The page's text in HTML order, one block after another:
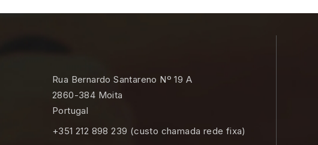
Rua Bernardo Santareno Nº 19 A
2860-384 Moita
Portugal
+351 212 898 239 (custo chamada rede fixa)